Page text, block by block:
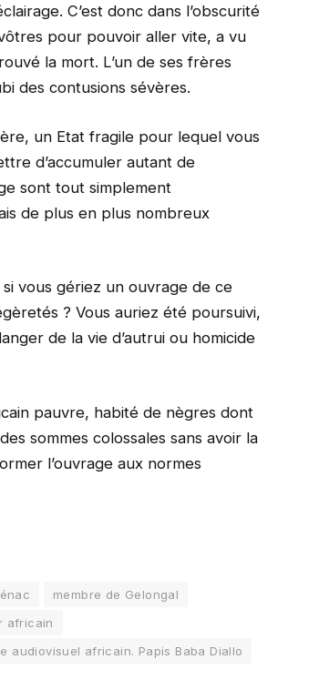
C’est donc dans l’obscurité
pour pouvoir aller vite, a vu
la mort. L’un de ses frères
des contusions sévères.
un Etat fragile pour lequel vous
d’accumuler autant de
sont tout simplement
de plus en plus nombreux
vous gériez un ouvrage de ce
? Vous auriez été poursuivi,
de la vie d’autrui ou homicide
pauvre, habité de nègres dont
sommes colossales sans avoir la
l’ouvrage aux normes
membre de Gelongal
africain
audiovisuel africain. Papis Baba Diallo